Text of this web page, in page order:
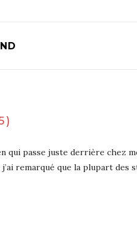
qui passe juste derrière chez
remarqué que la plupart des